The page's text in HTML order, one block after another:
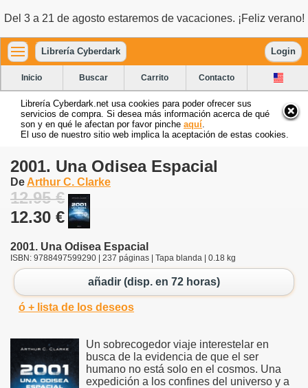
Del 3 a 21 de agosto estaremos de vacaciones. ¡Feliz verano!
Librería Cyberdark Login
Inicio Buscar Carrito Contacto
Librería Cyberdark.net usa cookies para poder ofrecer sus
servicios de compra. Si desea más información acerca de qué
son y en qué le afectan por favor pinche aquí
El uso de nuestro sitio web implica la aceptación de estas cookies.
2001. Una Odisea Espacial
De Arthur C. Clarke
12.95 €
12.30 €
2001. Una Odisea Espacial
ISBN: 9788497599290 | 237 páginas | Tapa blanda | 0.18 kg
añadir (disp. en 72 horas)
ó + lista de los deseos
Un sobrecogedor viaje interestelar en
busca de la evidencia de que el ser
humano no está solo en el cosmos. Una
expedición a los confines del universo y a